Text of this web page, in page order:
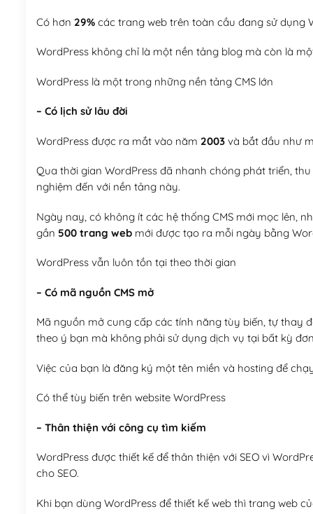
Có hơn 29%các trang web trên toàn cầu đang sử dụng
WordPress không chỉ là một nền tảng blog mà còn là
WordPress là một trong những nền tảng CMS lớn
– Có lịch sử lâu đời
WordPress được ra mắt vào năm 2003và bắt đầu như
Qua thời gian WordPress đã nhanh chóng phát triển,
nghiệm đến với nền tảng này.
Ngày nay, có không ít các hệ thống CMS mới mọc lên,
gần 500 trang webmới được tạo ra mỗi ngày bằng
WordPress vẫn luôn tồn tại theo thời gian
– Có mã nguồn CMS mở
Mã nguồn mở cung cấp các tính năng tùy biến, tự thay
theo ý bạn mà không phải sử dụng dịch vụ tại bất kỳ
Việc của bạn là đăng ký một tên miền và hosting để
Có thể tùy biến trên website WordPress
– Thân thiện với công cụ tìm kiếm
WordPress được thiết kế để thân thiện với SEO vì
cho SEO.
Khi bạn dùng WordPress để thiết kế web thì trang web